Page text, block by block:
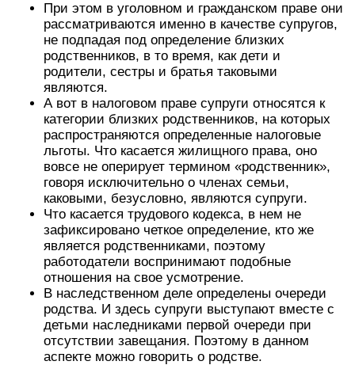
При этом в уголовном и гражданском праве они
рассматриваются именно в качестве супругов,
не подпадая под определение близких
родственников, в то время, как дети и
родители, сестры и братья таковыми
являются.
А вот в налоговом праве супруги относятся к
категории близких родственников, на которых
распространяются определенные налоговые
льготы. Что касается жилищного права, оно
вовсе не оперирует термином «родственник»,
говоря исключительно о членах семьи,
каковыми, безусловно, являются супруги.
Что касается трудового кодекса, в нем не
зафиксировано четкое определение, кто же
является родственниками, поэтому
работодатели воспринимают подобные
отношения на свое усмотрение.
В наследственном деле определены очереди
родства. И здесь супруги выступают вместе с
детьми наследниками первой очереди при
отсутствии завещания. Поэтому в данном
аспекте можно говорить о родстве.